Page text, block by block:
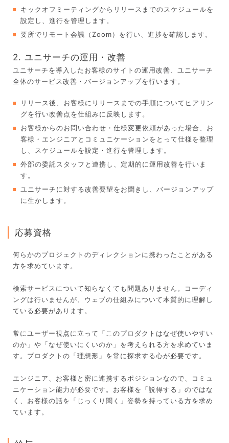
キックオフミーティングからリリースまでのスケジュールを
設定し、進行を管理します。
要所でリモート会議（Zoom）を行い、進捗を確認します。
2. ユニサーチの運用・改善
ユニサーチを導入したお客様のサイトの運用改善、ユニサーチ
全体のサービス改善・バージョンアップを行います。
リリース後、お客様にリリースまでの手順についてヒアリン
グを行い改善点を仕組みに反映します。
お客様からのお問い合わせ・仕様変更依頼があった場合、お
客様・エンジニアとコミュニケーションをとって仕様を整理
し、スケジュールを設定・進行を管理します。
外部の委託スタッフと連携し、定期的に運用改善を行いま
す。
ユニサーチに対する改善要望をお聞きし、バージョンアップ
に生かします。
応募資格
何らかのプロジェクトのディレクションに携わったことがある
方を求めています。
検索サービスについて知らなくても問題ありません。コーディ
ングは行いませんが、ウェブの仕組みについて本質的に理解し
ている必要があります。
常にユーザー視点に立って「このプロダクトはなぜ使いやすい
のか」や「なぜ使いにくいのか」を考えられる方を求めていま
す。プロダクトの「理想形」を常に探求する心が必要です。
エンジニア、お客様と密に連携するポジションなので、コミュ
ニケーション能力が必要です。お客様を「説得する」のではな
く、お客様の話を「じっくり聞く」姿勢を持っている方を求め
ています。